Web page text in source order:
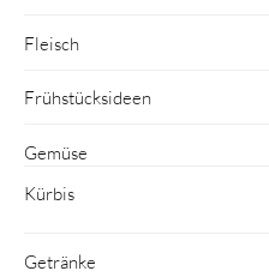
Fleisch
Frühstücksideen
Gemüse
Kürbis
Getränke